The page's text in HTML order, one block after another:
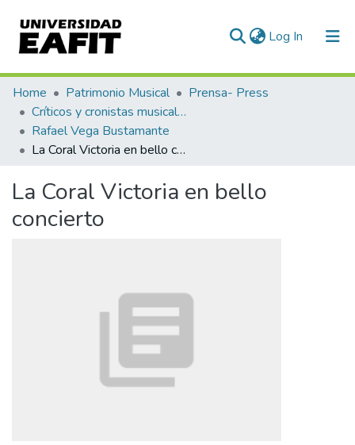
Log In (current)
Communities & Collections
All of DSpace
Statistics
Home Patrimonio Musical
Prensa- Press
Críticos y cronistas musicales
Rafael Vega Bustamante
La Coral Victoria en bello concierto
La Coral Victoria en bello
concierto